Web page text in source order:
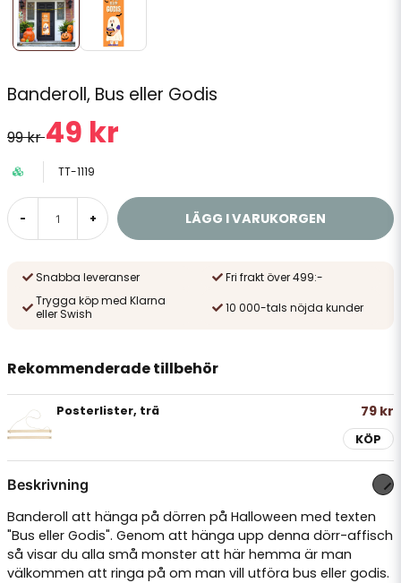
Banderoll, Bus eller Godis
99 kr49 kr
TT-1119
- + LÄGG I VARUKORGEN
Snabba leveranser
Fri frakt över 499:-
Trygga köp med Klarna
eller Swish
10 000-tals nöjda kunder
Rekommenderade tillbehör
Posterlister, trä 79 kr
KÖP
Beskrivning
Banderoll att hänga på dörren på Halloween med texten
"Bus eller Godis". Genom att hänga upp denna dörr-affisch
så visar du alla små monster att här hemma är man
välkommen att ringa på om man vill utföra bus eller godis.